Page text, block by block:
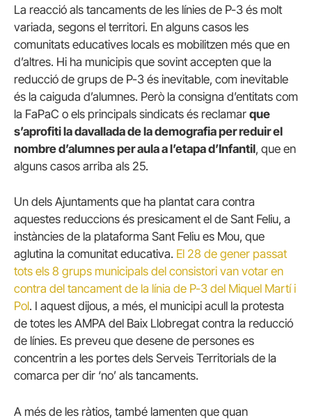
La reacció als tancaments de les línies de P-3 és molt
variada, segons el territori. En alguns casos les
comunitats educatives locals es mobilitzen més que en
d’altres. Hi ha municipis que sovint accepten que la
reducció de grups de P-3 és inevitable, com inevitable
és la caiguda d’alumnes. Però la consigna d’entitats com
la FaPaC o els principals sindicats és reclamar que
s’aprofiti la davallada de la demografia per reduir el
nombre d’alumnes per aula a l’etapa d’Infantil, que en
alguns casos arriba als 25.
Un dels Ajuntaments que ha plantat cara contra
aquestes reduccions és presicament el de Sant Feliu, a
instàncies de la plataforma Sant Feliu es Mou, que
aglutina la comunitat educativa. El 28 de gener passat
tots els 8 grups municipals del consistori van votar en
contra del tancament de la línia de P-3 del Miquel Martí i
Pol. I aquest dijous, a més, el municipi acull la protesta
de totes les AMPA del Baix Llobregat contra la reducció
de línies. Es preveu que desene de persones es
concentrin a les portes dels Serveis Territorials de la
comarca per dir ‘no’ als tancaments.
A més de les ràtios, també lamenten que quan